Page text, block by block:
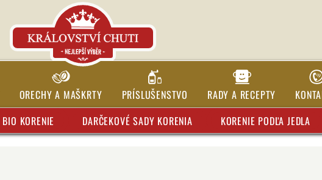
ORECHY A MAŠKRTY PRÍSLUŠENSTVO RADY A RECEPTY
BIO KORENIE DARČEKOVÉ SADY KORENIA KORENIE PODĽA JEDLA